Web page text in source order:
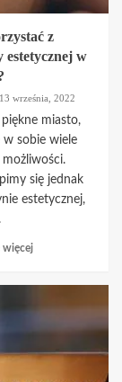
z
estetycznej w
13 września, 2022
miasto,
w sobie wiele
się jednak
estetycznej,
więcejDowiedz
Gdzie
skorzystać